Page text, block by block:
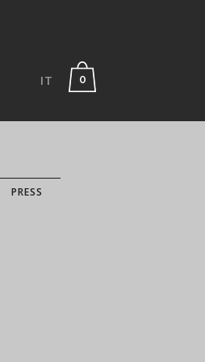
0
IT
PRESS